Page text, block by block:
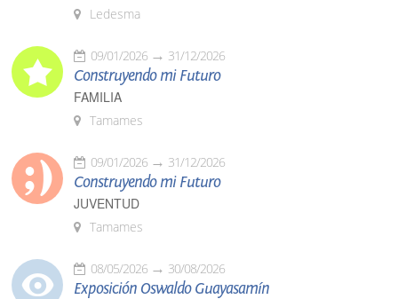
Ledesma
09/01/2026 31/12/2026
Construyendo mi Futuro
FAMILIA
Tamames
09/01/2026 31/12/2026
Construyendo mi Futuro
JUVENTUD
Tamames
08/05/2026 30/08/2026
Exposición Oswaldo Guayasamín